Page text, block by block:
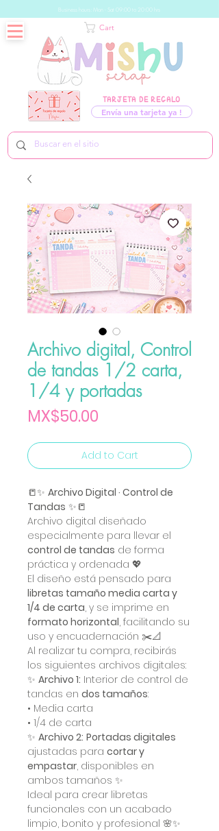
Business hours: Mon - Sat 09:00 to 20:00 hrs
TARJETA DE REGALO
Envía una tarjeta ya !
Cart
Archivo digital, Control
de tandas 1/2 carta,
1/4 y portadas
MX$50.00
Add to Cart
📒✨ Archivo Digital · Control de
Tandas ✨📒
Archivo digital diseñado
especialmente para llevar el
control de tandas de forma
práctica y ordenada 💖
El diseño está pensado para
libretas tamaño media carta y
1/4 de carta, y se imprime en
formato horizontal, facilitando su
uso y encuadernación ✂️📐
Al realizar tu compra, recibirás
los siguientes archivos digitales:
✨ Archivo 1: Interior de control de
tandas en dos tamaños:
• Media carta
• 1/4 de carta
✨ Archivo 2: Portadas digitales
ajustadas para cortar y
empastar, disponibles en
ambos tamaños ✨
Ideal para crear libretas
funcionales con un acabado
limpio, bonito y profesional 🌸✨